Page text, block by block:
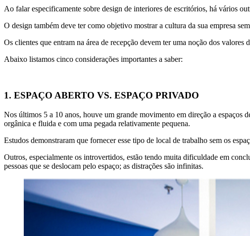
Ao falar especificamente sobre design de interiores de escritórios, há vários
O design também deve ter como objetivo mostrar a cultura da sua empresa
Os clientes que entram na área de recepção devem ter uma noção dos valores
Abaixo listamos cinco considerações importantes a saber:
1. ESPAÇO ABERTO VS. ESPAÇO PRIVADO
Nos últimos 5 a 10 anos, houve um grande movimento em direção a espaços
orgânica e fluida e com uma pegada relativamente pequena.
Estudos demonstraram que fornecer esse tipo de local de trabalho sem os
Outros, especialmente os introvertidos, estão tendo muita dificuldade em
pessoas que se deslocam pelo espaço; as distrações são infinitas.